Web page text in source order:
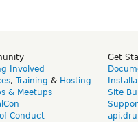
Involved
, Training & Hosting
& Meetups
Conduct
Get
Site